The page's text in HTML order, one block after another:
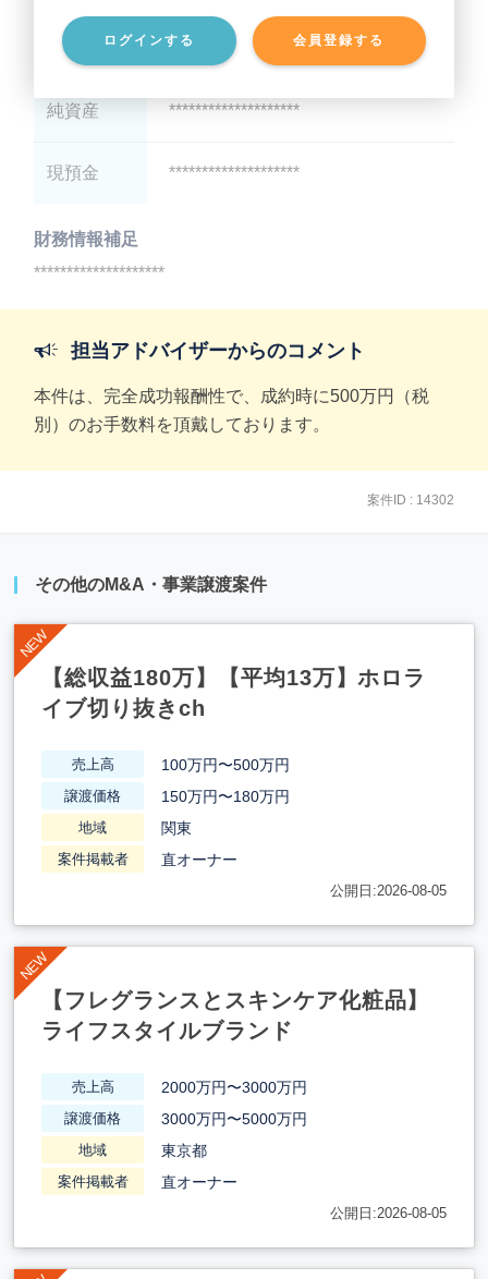
ログインする 会員登録する
有利子負債 ********************
純資産 ********************
現預金 ********************
財務情報補足
********************
担当アドバイザーからのコメント
本件は、完全成功報酬性で、成約時に500万円（税
別）のお手数料を頂戴しております。
案件ID : 14302
その他のM&A・事業譲渡案件
【総収益180万】【平均13万】ホロラ
イブ切り抜きch
売上高 100万円〜500万円
譲渡価格 150万円〜180万円
地域 関東
案件掲載者 直オーナー
公開日:2026-08-05
【フレグランスとスキンケア化粧品】
ライフスタイルブランド
売上高 2000万円〜3000万円
譲渡価格 3000万円〜5000万円
地域 東京都
案件掲載者 直オーナー
公開日:2026-08-05